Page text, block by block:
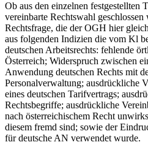
Ob aus den einzelnen festgestellten
vereinbarte Rechtswahl
Rechtsfrage, die der OGH hier
aus folgenden Indizien die vom Kl
deutschen Arbeitsrechts: fehlende
Österreich; Widerspruch zwischen
Anwendung deutschen Rechts mit
Personalverwaltung; ausdrückliche
eines deutschen Tarifvertrags;
Rechtsbegriffe; ausdrückliche
nach österreichischem Recht
diesem fremd sind; sowie der
für deutsche AN verwendet wurde.